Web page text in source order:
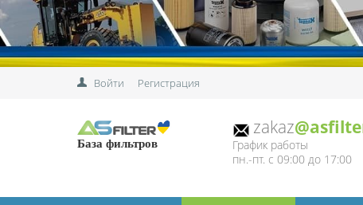
Войти Регистрация
База фильтров
zakaz
График работы
пн.-пт. с 09:00 до 17:00